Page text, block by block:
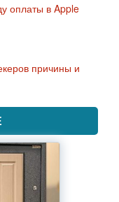
оплаты в Apple
причины и